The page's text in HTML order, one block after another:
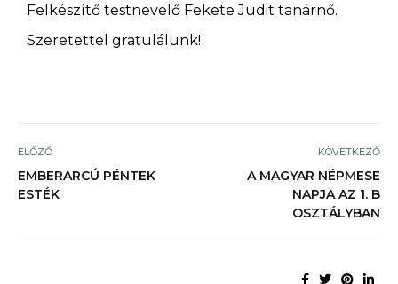
Felkészítő testnevelő Fekete Judit tanárnő.
Szeretettel gratulálunk!
ELŐZŐ
EMBERARCÚ PÉNTEK
ESTÉK
KÖVETKEZŐ
A MAGYAR NÉPMESE
NAPJA AZ 1. B
OSZTÁLYBAN